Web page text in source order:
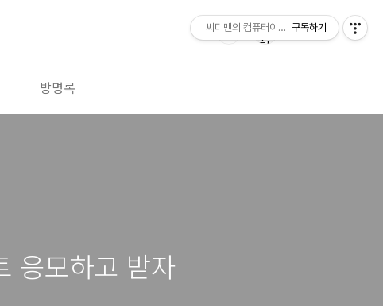
방명록
응모하고 받자
씨디맨의 컴퓨터이야기구독하기